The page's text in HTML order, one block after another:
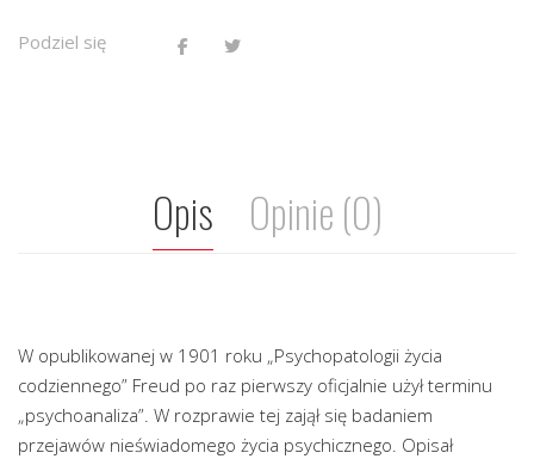
Podziel się
Opis Opinie (0)
W opublikowanej w 1901 roku „Psychopatologii życia
codziennego” Freud po raz pierwszy oficjalnie użył terminu
„psychoanaliza”. W rozprawie tej zajął się badaniem
przejawów nieświadomego życia psychicznego. Opisał